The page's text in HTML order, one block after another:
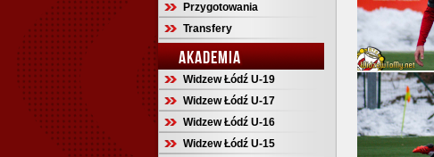
Przygotowania
Transfery
AKADEMIA
Widzew Łódź U-19
Widzew Łódź U-17
Widzew Łódź U-16
Widzew Łódź U-15